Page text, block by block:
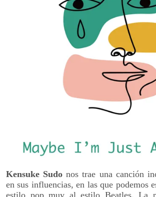
Kensuke Sudo nos trae una canción
en sus influencias, en las que podemos